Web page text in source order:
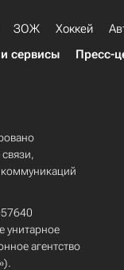
ЗОЖ Хоккей
сервисы Пресс-
унитарное
агентство